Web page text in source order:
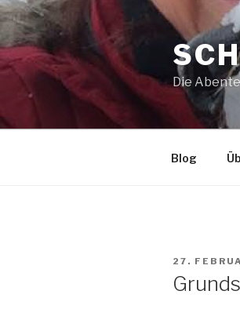
Zum
Inhalt
springen
Die
Blog
27.